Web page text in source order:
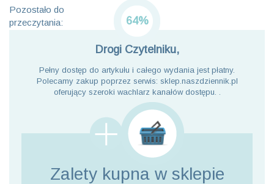
Pozostało do
przeczytania:
64%
Drogi Czytelniku,
Pełny dostęp do artykułu i całego wydania jest płatny.
Polecamy zakup poprzez serwis: sklep.naszdziennik.pl
oferujący szeroki wachlarz kanałów dostępu. .
Zalety kupna w sklepie